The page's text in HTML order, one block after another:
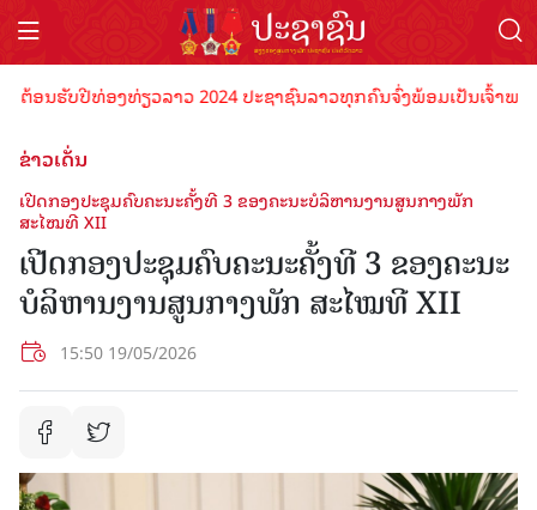
ຮັບປີທ່ອງທ່ຽວລາວ 2024 ປະຊາຊົນລາວທຸກຄົນຈົ່ງພ້ອມເປັນເຈົ້າພາບທີ່
ຂ່າວເດັ່ນ
ເປີດກອງປະຊຸມຄົບຄະນະຄັ້ງທີ 3 ຂອງຄະນະບໍລິຫານງານສູນກາງພັກ
ສະໄໝທີ XII
ເປີດກອງປະຊຸມຄົບຄະນະຄັ້ງທີ 3 ຂອງຄະນະ
ບໍລິຫານງານສູນກາງພັກ ສະໄໝທີ XII
15:50 19/05/2026